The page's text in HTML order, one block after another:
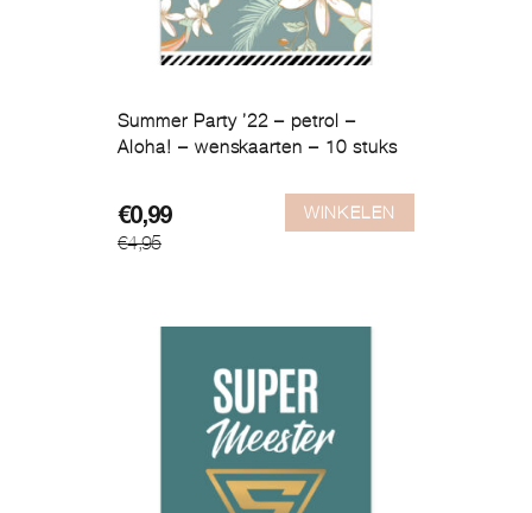
Summer Party ’22 – petrol –
Aloha! – wenskaarten – 10 stuks
€4,95
Oorspronkelijke
prijs
€0,99
Huidige
prijs
WINKELEN